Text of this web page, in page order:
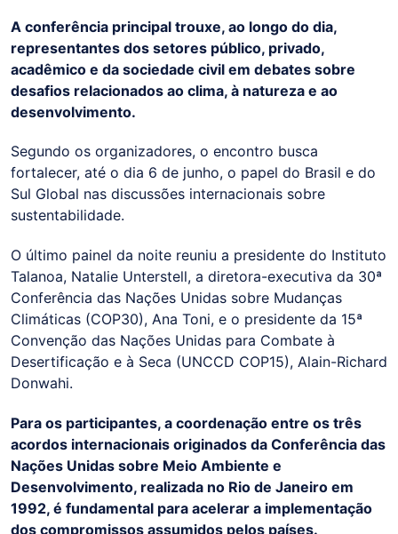
A conferência principal trouxe, ao longo do dia,
representantes dos setores público, privado,
acadêmico e da sociedade civil em debates sobre
desafios relacionados ao clima, à natureza e ao
desenvolvimento.
Segundo os organizadores, o encontro busca
fortalecer, até o dia 6 de junho, o papel do Brasil e do
Sul Global nas discussões internacionais sobre
sustentabilidade.
O último painel da noite reuniu a presidente do Instituto
Talanoa, Natalie Unterstell, a diretora-executiva da 30ª
Conferência das Nações Unidas sobre Mudanças
Climáticas (COP30), Ana Toni, e o presidente da 15ª
Convenção das Nações Unidas para Combate à
Desertificação e à Seca (UNCCD COP15), Alain-Richard
Donwahi.
Para os participantes, a coordenação entre os três
acordos internacionais originados da Conferência das
Nações Unidas sobre Meio Ambiente e
Desenvolvimento, realizada no Rio de Janeiro em
1992, é fundamental para acelerar a implementação
dos compromissos assumidos pelos países.